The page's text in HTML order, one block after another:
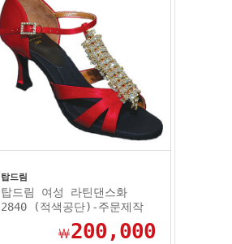
탑드림
탑드림 여성 라틴댄스화
2840 (적색공단)-주문제작
￦200,000